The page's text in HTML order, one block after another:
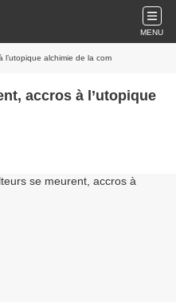
MENU
alchimie de la com
accros à l’utopique